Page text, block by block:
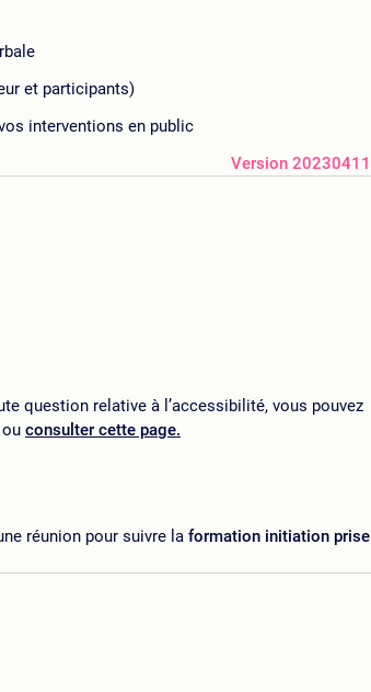
et participants)
interventions en public
Version 20230411
question relative à l’accessibilité, vous pouvez
ou consulter cette page.
réunion pour suivre la formation initiation prise